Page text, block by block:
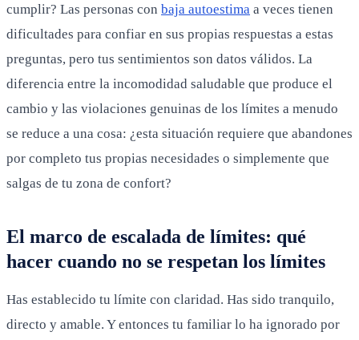
cumplir? Las personas con baja autoestima a veces tienen
dificultades para confiar en sus propias respuestas a estas
preguntas, pero tus sentimientos son datos válidos. La
diferencia entre la incomodidad saludable que produce el
cambio y las violaciones genuinas de los límites a menudo
se reduce a una cosa: ¿esta situación requiere que abandones
por completo tus propias necesidades o simplemente que
salgas de tu zona de confort?
El marco de escalada de límites: qué
hacer cuando no se respetan los límites
Has establecido tu límite con claridad. Has sido tranquilo,
directo y amable. Y entonces tu familiar lo ha ignorado por